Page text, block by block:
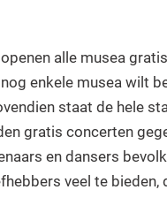
alle musea
enkele musea wilt
staat de hele
gratis concerten
en dansers
veel te